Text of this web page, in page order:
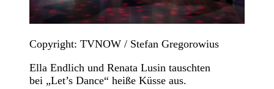
Copyright: TVNOW / Stefan Gregorowius
Ella Endlich und Renata Lusin tauschten
bei „Let’s Dance“ heiße Küsse aus.